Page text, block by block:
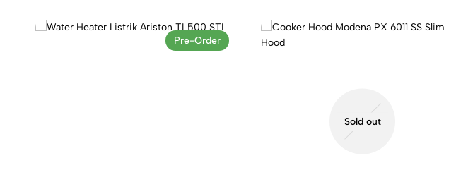
Pre-Order
Sold out